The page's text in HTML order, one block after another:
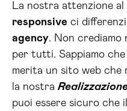
La nostra attenzione al
responsive ci
agency. Non crediamo
per tutti. Sappiamo
merita un sito web che
la nostra
puoi essere sicuro che